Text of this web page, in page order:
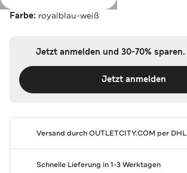
Farbe: royalblau-weiß
Jetzt anmelden und 30-70% sparen.
Jetzt anmelden
Versand durchOUTLETCITY.COM per DHL
Schnelle Lieferung in 1-3 Werktagen